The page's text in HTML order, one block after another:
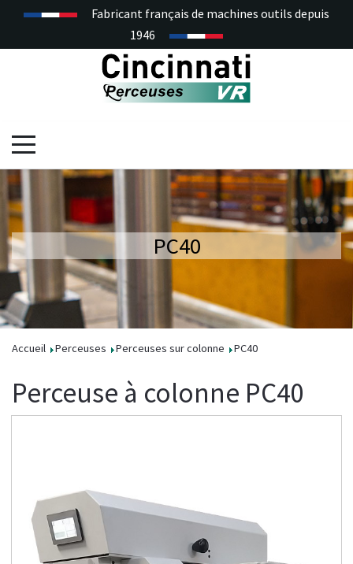
Fabricant français de machines outils depuis
1946
PC40
Accueil Perceuses Perceuses sur colonne PC40
Perceuse à colonne PC40